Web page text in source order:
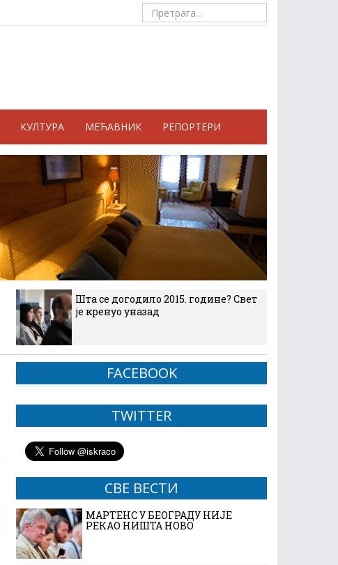
КУЛТУРА МЕЋАВНИК РЕПОРТЕРИ
Шта се догодило 2015. године? Свет
је кренуо уназад
FACEBOOK
TWITTER
СВЕ ВЕСТИ
МАРТЕНС У БЕОГРАДУ НИЈЕ
РЕКАО НИШТА НОВО